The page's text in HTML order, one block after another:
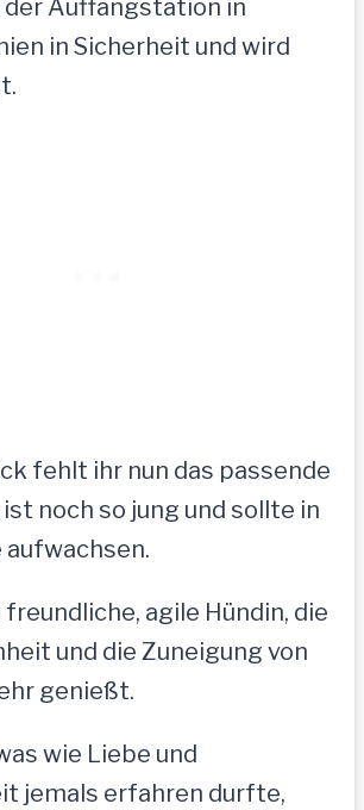
der Auffangstation in
in Sicherheit und wird
fehlt ihr nun das passende
noch so jung und sollte in
aufwachsen.
agile Hündin, die
und die Zuneigung von
genießt.
wie Liebe und
jemals erfahren durfte,